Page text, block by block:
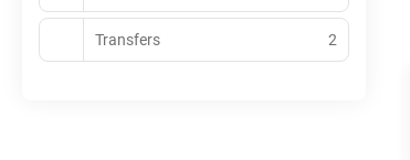
Transfers 2